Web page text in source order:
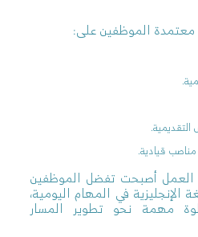
معتمدة الموظفين على:
قيادية.
أصبحت تفضل الموظفين
الإنجليزية في المهام اليومية،
مهمة نحو تطوير المسار